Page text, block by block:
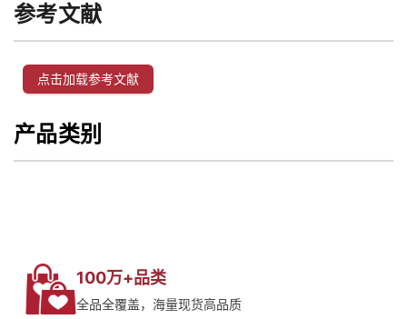
参考文献
点击加载参考文献
产品类别
100万+品类
全品全覆盖，海量现货高品质